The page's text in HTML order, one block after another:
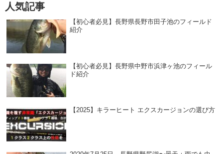
人気記事
【初心者必見】長野県長野市田子池のフィールド
紹介
【初心者必見】長野県中野市浜津ヶ池のフィール
ド紹介
【2025】キラーヒート エクスカージョンの選び方